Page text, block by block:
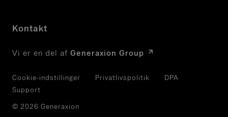
Kontakt
Vi er en del af Generaxion Group
Cookie-indstillinger Privatlivspolitik
DPA
Support
© 2026 Generaxion